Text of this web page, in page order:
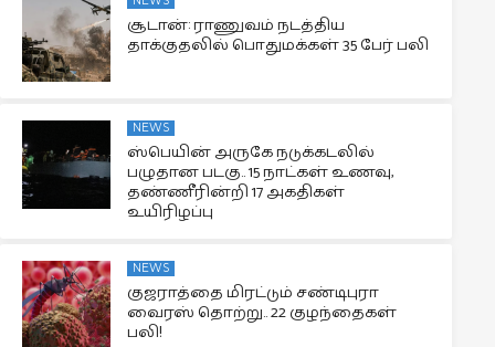
சூடான்: ராணுவம் நடத்திய
தாக்குதலில் பொதுமக்கள் 35 பேர் பலி
NEWS
ஸ்பெயின் அருகே நடுக்கடலில்
பழுதான படகு.. 15 நாட்கள் உணவு,
தண்ணீரின்றி 17 அகதிகள்
உயிரிழப்பு
NEWS
குஜராத்தை மிரட்டும் சண்டிபுரா
வைரஸ் தொற்று.. 22 குழந்தைகள்
பலி!